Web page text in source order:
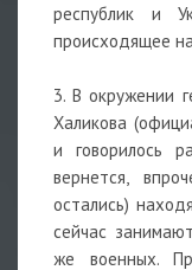
республик и
происходящее
3. В окружении
Халикова
и говорилось
вернется,
остались)
сейчас
же военных.